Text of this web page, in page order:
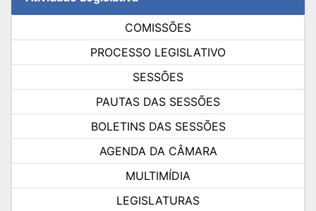
COMISSÕES
PROCESSO LEGISLATIVO
SESSÕES
PAUTAS DAS SESSÕES
BOLETINS DAS SESSÕES
AGENDA DA CÂMARA
MULTIMÍDIA
LEGISLATURAS